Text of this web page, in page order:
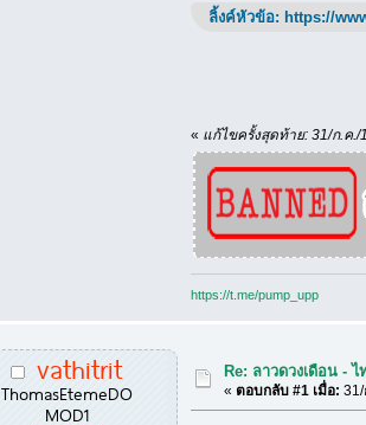
ลิ้งค์หัวข้อ: https://
« แก้ไขครั้งสุดท้าย: 31/ก.ค./
https://t.me/pump_upp
vathitrit
ThomasEtemeDO
MOD1
Re: ลาวดวงเดือน -
«ตอบกลับ #1 เมื่อ: